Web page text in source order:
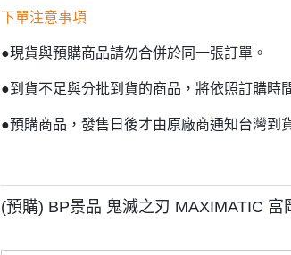
下單注意事項
●現貨與預購商品請勿合併於同一張訂單。
●到貨不足與分批到貨的商品，將依照訂購時
●預購商品，發售日後才由原廠商通知台灣到
(預購) BP景品 鬼滅之刃 MAXIMATIC